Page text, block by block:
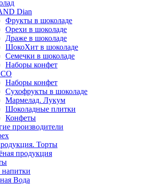
Dian
Фрукты в шоколаде
Орехи в шоколаде
Драже в шоколаде
ШокоХит в шоколаде
Семечки в шоколаде
Наборы конфет
Наборы конфет
Сухофрукты в шоколаде
Мармелад. Лукум
Шоколадные плитки
Конфеты
производители
Торты
продукция
напитки
Вода